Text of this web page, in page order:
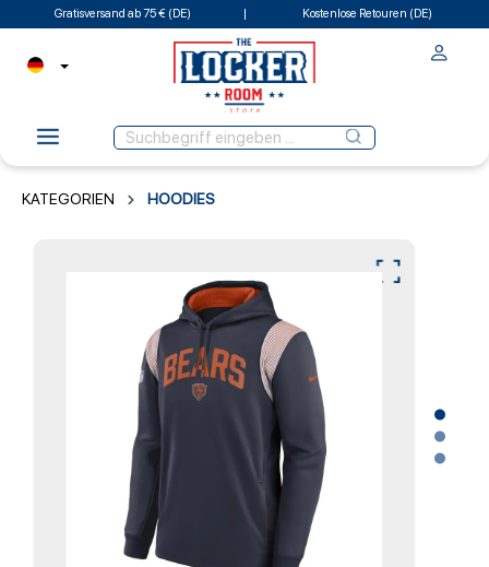
Gratisversand ab 75 € (DE) Kostenlose Retouren (DE)
KATEGORIEN HOODIES